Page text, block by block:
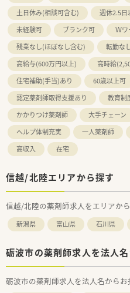
土日休み(相談可含む)
週休2.5日
未経験可
ブランク可 Ｗワ
残業なし(ほぼなし含む)
転勤な
高給与(600万円以上)
高時給
住宅補助(手当)あり
60歳以上可
認定薬剤師取得支援あり
教育制
かかりつけ薬剤師
大手チェーン
ヘルプ体制充実
一人薬剤師
高収入
在宅
信越/北陸エリアから探す
信越/北陸の薬剤師求人をエリアか
新潟県 富山県 石川県
砺波市の薬剤師求人を法人
砺波市の薬剤師求人を法人名からお